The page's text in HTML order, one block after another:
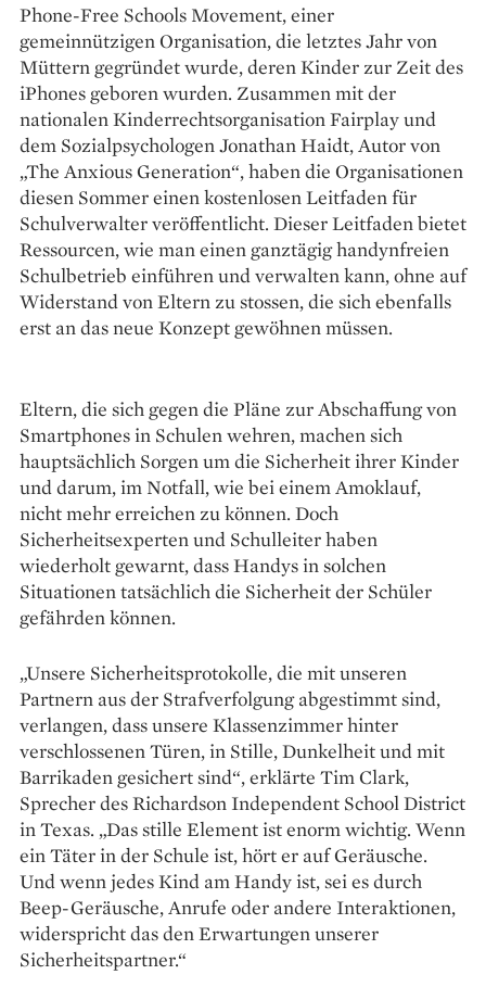
Phone-Free Schools Movement, einer
gemeinnützigen Organisation, die letztes Jahr von
Müttern gegründet wurde, deren Kinder zur Zeit des
iPhones geboren wurden. Zusammen mit der
nationalen Kinderrechtsorganisation Fairplay und
dem Sozialpsychologen Jonathan Haidt, Autor von
„The Anxious Generation“, haben die Organisationen
diesen Sommer einen kostenlosen Leitfaden für
Schulverwalter veröffentlicht. Dieser Leitfaden bietet
Ressourcen, wie man einen ganztägig handynfreien
Schulbetrieb einführen und verwalten kann, ohne auf
Widerstand von Eltern zu stossen, die sich ebenfalls
erst an das neue Konzept gewöhnen müssen.
Eltern, die sich gegen die Pläne zur Abschaffung von
Smartphones in Schulen wehren, machen sich
hauptsächlich Sorgen um die Sicherheit ihrer Kinder
und darum, im Notfall, wie bei einem Amoklauf,
nicht mehr erreichen zu können. Doch
Sicherheitsexperten und Schulleiter haben
wiederholt gewarnt, dass Handys in solchen
Situationen tatsächlich die Sicherheit der Schüler
gefährden können.
„Unsere Sicherheitsprotokolle, die mit unseren
Partnern aus der Strafverfolgung abgestimmt sind,
verlangen, dass unsere Klassenzimmer hinter
verschlossenen Türen, in Stille, Dunkelheit und mit
Barrikaden gesichert sind“, erklärte Tim Clark,
Sprecher des Richardson Independent School District
in Texas. „Das stille Element ist enorm wichtig. Wenn
ein Täter in der Schule ist, hört er auf Geräusche.
Und wenn jedes Kind am Handy ist, sei es durch
Beep-Geräusche, Anrufe oder andere Interaktionen,
widerspricht das den Erwartungen unserer
Sicherheitspartner.“